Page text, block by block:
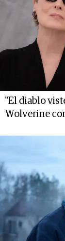
"El diablo
Wolverine